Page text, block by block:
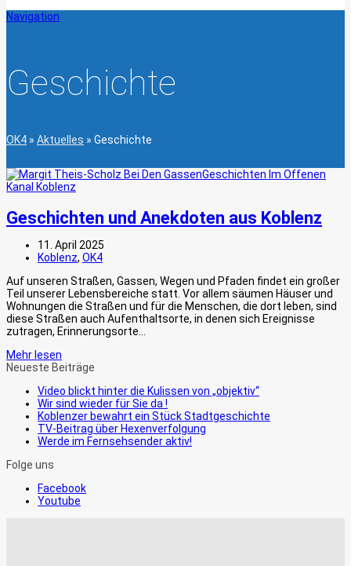
Navigation
Geschichte
OK4 » Aktuelles » Geschichte
Geschichten und Anekdoten aus Koblenz
11. April 2025
Koblenz, OK4
Auf unseren Straßen, Gassen, Wegen und Pfaden findet ein großer
Teil unserer Lebensbereiche statt. Vor allem säumen Häuser und
Wohnungen die Straßen und für die Menschen, die dort leben, sind
diese Straßen auch Aufenthaltsorte, in denen sich Ereignisse
zutragen, Erinnerungsorte…
Mehr lesen
Neueste Beiträge
Video blickt hinter die Kulissen von „objektiv“
Wir sind wieder für Sie da !
Koblenzer bewahrt ein Stück Stadtgeschichte
TV-Beitrag über Hexenverfolgung
Werde im Fernsehsender aktiv!
Folge uns
Facebook
Youtube